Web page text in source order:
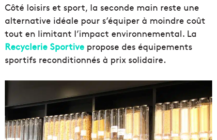
Côté loisirs et sport, la seconde main reste une
alternative idéale pour s’équiper à moindre coût
tout en limitant l’impact environnemental. La
Recyclerie Sportive propose des équipements
sportifs reconditionnés à prix solidaire.